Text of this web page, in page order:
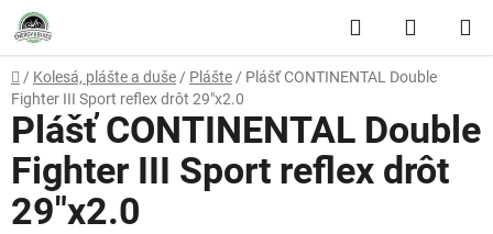
Prejsť na obsah Hľadať
Domov
/ Kolesá, plášte a duše / Plášte / Plášť CONTINENTAL Double
Fighter III Sport reflex drôt 29"x2.0
Plášť CONTINENTAL Double
Fighter III Sport reflex drôt
29"x2.0